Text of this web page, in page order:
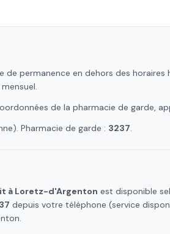
de permanence en dehors des
de la pharmacie de garde,
Pharmacie de garde : 3237.
à Loretz-d'Argenton est disponible
depuis votre téléphone (service
.